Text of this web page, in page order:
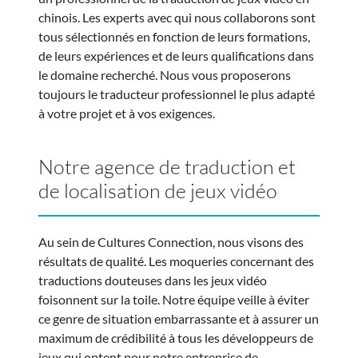
chinois. Les experts avec qui nous collaborons sont
tous sélectionnés en fonction de leurs formations,
de leurs expériences et de leurs qualifications dans
le domaine recherché. Nous vous proposerons
toujours le traducteur professionnel le plus adapté
à votre projet et à vos exigences.
Notre agence de traduction et
de localisation de jeux vidéo
Au sein de Cultures Connection, nous visons des
résultats de qualité. Les moqueries concernant des
traductions douteuses dans les jeux vidéo
foisonnent sur la toile. Notre équipe veille à éviter
ce genre de situation embarrassante et à assurer un
maximum de crédibilité à tous les développeurs de